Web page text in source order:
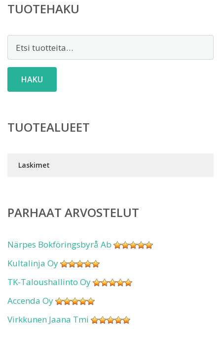
TUOTEHAKU
HAKU
TUOTEALUEET
Laskimet
PARHAAT ARVOSTELUT
Närpes Bokföringsbyrå Ab
Kultalinja Oy
TK-Taloushallinto Oy
Accenda Oy
Virkkunen Jaana Tmi